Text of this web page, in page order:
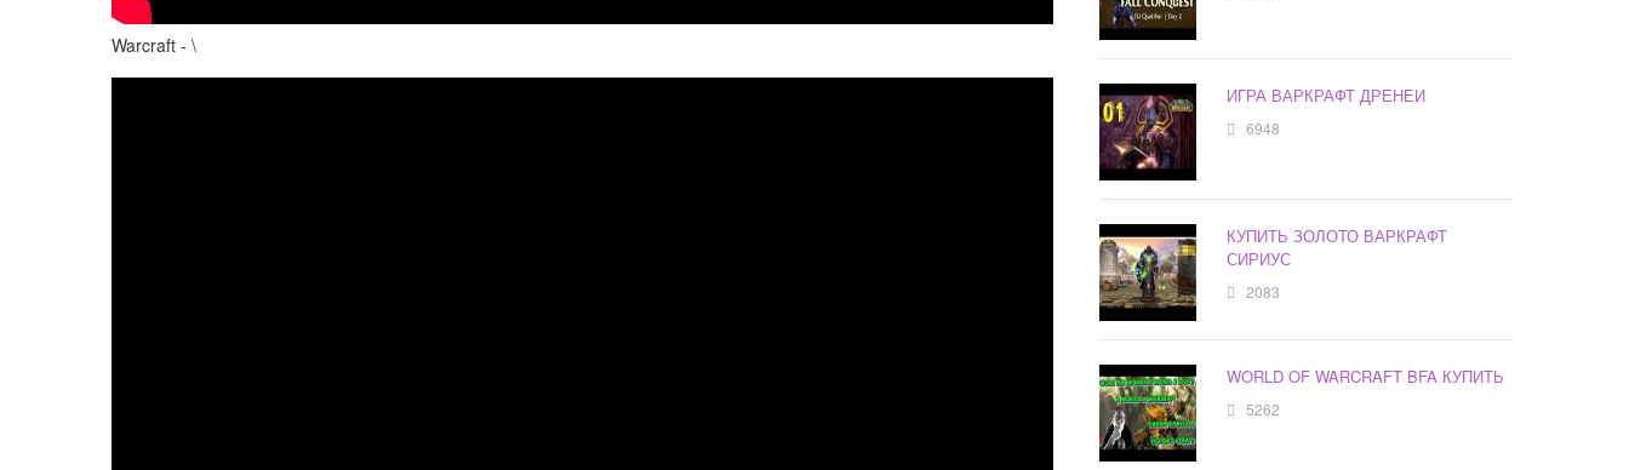
Warcraft - \
ИГРА ВАРКРАФТ ДРЕНЕИ
6948
КУПИТЬ ЗОЛОТО ВАРКРАФТ
СИРИУС
2083
WORLD OF WARCRAFT BFA КУПИТЬ
5262